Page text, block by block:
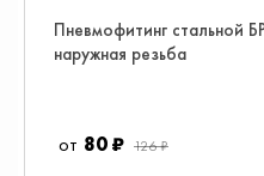
Пневмофитинг
наружная резьба
80 ₽ 126 ₽